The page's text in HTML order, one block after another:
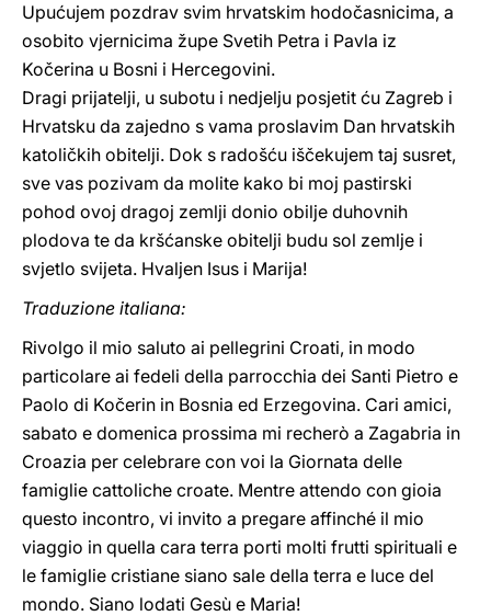
Upućujem pozdrav svim hrvatskim hodočasnicima, a
osobito vjernicima župe Svetih Petra i Pavla iz
Kočerina u Bosni i Hercegovini.
Dragi prijatelji, u subotu i nedjelju posjetit ću Zagreb i
Hrvatsku da zajedno s vama proslavim Dan hrvatskih
katoličkih obitelji. Dok s radošću iščekujem taj susret,
sve vas pozivam da molite kako bi moj pastirski
pohod ovoj dragoj zemlji donio obilje duhovnih
plodova te da kršćanske obitelji budu sol zemlje i
svjetlo svijeta. Hvaljen Isus i Marija!
Traduzione italiana:
Rivolgo il mio saluto ai pellegrini Croati, in modo
particolare ai fedeli della parrocchia dei Santi Pietro e
Paolo di Kočerin in Bosnia ed Erzegovina. Cari amici,
sabato e domenica prossima mi recherò a Zagabria in
Croazia per celebrare con voi la Giornata delle
famiglie cattoliche croate. Mentre attendo con gioia
questo incontro, vi invito a pregare affinché il mio
viaggio in quella cara terra porti molti frutti spirituali e
le famiglie cristiane siano sale della terra e luce del
mondo. Siano lodati Gesù e Maria!